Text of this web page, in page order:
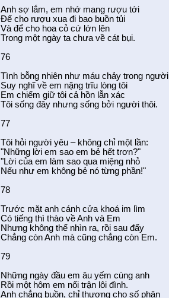
Anh sợ lắm, em nhớ mang rượu tới
Để cho rượu xua đi bao buồn tủi
Và để cho hoa cỏ cứ lớn lên
Trong một ngày ta chưa về cát bụi.
76
Tình bỗng nhiên như máu chảy trong người
Suy nghĩ về em nặng trĩu lòng tôi
Em chiếm giữ tôi cả hồn lẫn xác
Tôi sống đây nhưng sống bởi người thôi.
77
Tôi hỏi người yêu – không chỉ một lần:
"Những lời em sao em bẻ hết trơn?"
"Lời của em làm sao qua miệng nhỏ
Nếu như em không bẻ nó từng phần!"
78
Trước mặt anh cánh cửa khoá im lìm
Có tiếng thì thào về Anh và Em
Nhưng không thể nhìn ra, rồi sau đấy
Chẳng còn Anh mà cũng chẳng còn Em.
79
Những ngày đầu em âu yếm cùng anh
Rồi một hôm em nổi trận lôi đình.
Anh chẳng buồn, chỉ thương cho số phận